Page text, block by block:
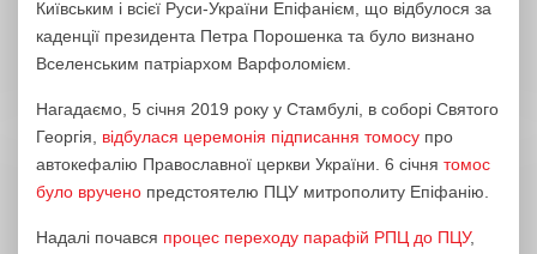
Київським і всієї Руси-України Епіфанієм, що відбулося за
каденції президента Петра Порошенка та було визнано
Вселенським патріархом Варфоломієм.
Нагадаємо, 5 січня 2019 року у Стамбулі, в соборі Святого
Георгія, відбулася церемонія підписання томосу про
автокефалію Православної церкви України. 6 січня томос
було вручено предстоятелю ПЦУ митрополиту Епіфанію.
Надалі почався процес переходу парафій РПЦ до ПЦУ,